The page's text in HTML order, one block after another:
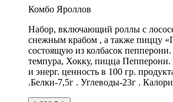
Комбо Яроллов
Набор, включающий роллы с
снежным крабом , а также пиццу
состоящую из колбасок
темпура, Хокку, пицца
и энерг. ценность в 100 гр.
.Белки-7,5г . Углеводы-23г .